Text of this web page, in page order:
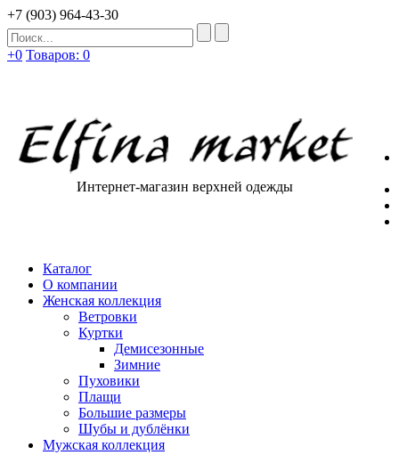
+7 (903) 964-43-30
+0 Товаров: 0
Интернет-магазин верхней одежды
Каталог
О компании
Женская коллекция
Ветровки
Куртки
Демисезонные
Зимние
Пуховики
Плащи
Большие размеры
Шубы и дублёнки
Мужская коллекция